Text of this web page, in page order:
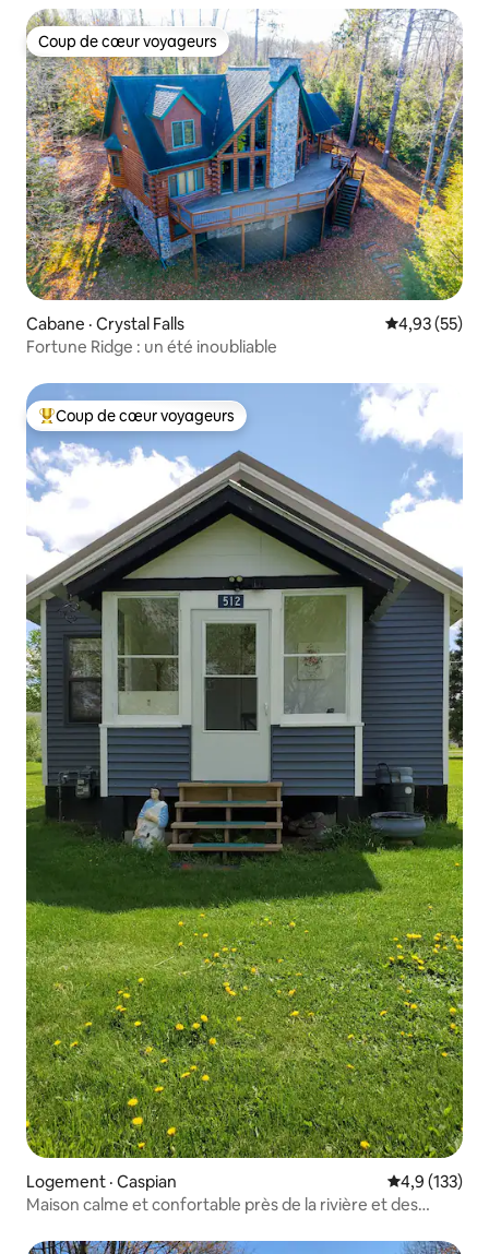
Coup de cœur voyageurs
Coup de cœur voyageurs
Cabane · Crystal Falls Note
4,93 (55)
Fortune Ridge : un été inoubliable
Coup de cœur voyageurs parmi les plus aimés
Coup de cœur voyageurs
Logement · Caspian Note
4,9 (133)
Maison calme et confortable près de la rivière et des